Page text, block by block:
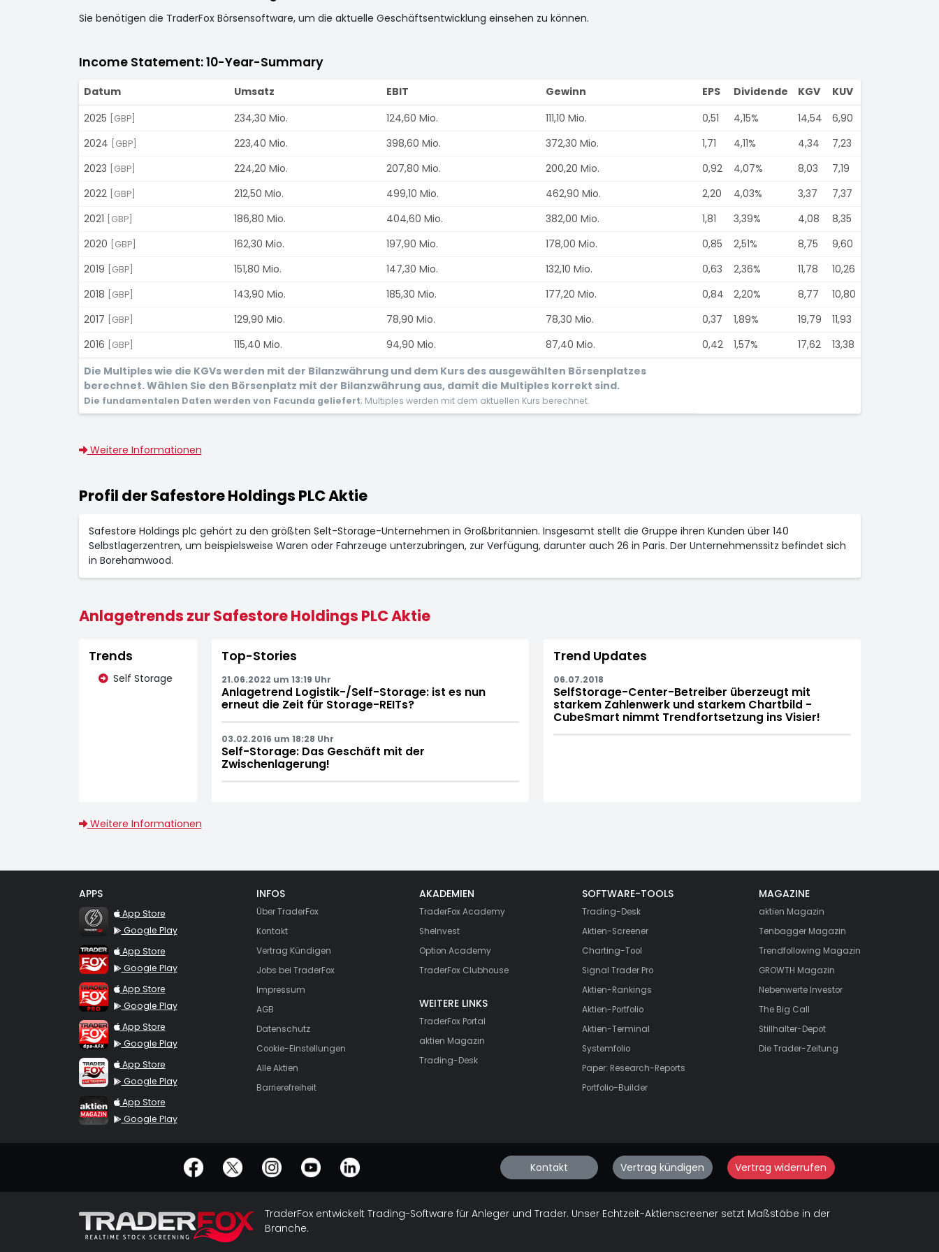
Sie benötigen die TraderFox Börsensoftware, um die aktuelle Geschäftsentwicklung einsehen zu können.
Income Statement: 10-Year-Summary
Datum Umsatz EBIT Gewinn EPS Dividende KGV
KUV
2025
[GBP] 234,30 Mio. 124,60 Mio. 111,10 Mio. 0,51 4,15% 14,54
6,90
2024
[GBP] 223,40 Mio. 398,60 Mio. 372,30 Mio. 1,71 4,11% 4,34
7,23
2023
[GBP] 224,20 Mio. 207,80 Mio. 200,20 Mio. 0,92 4,07% 8,03
7,19
2022
[GBP] 212,50 Mio. 499,10 Mio. 462,90 Mio. 2,20 4,03% 3,37
7,37
2021
[GBP] 186,80 Mio. 404,60 Mio. 382,00 Mio. 1,81 3,39% 4,08
8,35
2020
[GBP] 162,30 Mio. 197,90 Mio. 178,00 Mio. 0,85 2,51% 8,75
9,60
2019
[GBP] 151,80 Mio. 147,30 Mio. 132,10 Mio. 0,63 2,36% 11,78
10,26
2018
[GBP] 143,90 Mio. 185,30 Mio. 177,20 Mio. 0,84 2,20% 8,77
10,80
2017
[GBP] 129,90 Mio. 78,90 Mio. 78,30 Mio. 0,37 1,89% 19,79
11,93
2016
[GBP] 115,40 Mio. 94,90 Mio. 87,40 Mio. 0,42 1,57% 17,62
13,38
Die Multiples wie die KGVs werden mit der Bilanzwährung und dem Kurs des ausgewählten Börsenplatzes
berechnet. Wählen Sie den Börsenplatz mit der Bilanzwährung aus, damit die Multiples korrekt sind.
Die fundamentalen Daten werden von Facunda geliefert; Multiples werden mit dem aktuellen Kurs berechnet.
Weitere Informationen
Profil der Safestore Holdings PLC Aktie
Safestore Holdings plc gehört zu den größten Selt-Storage-Unternehmen in Großbritannien. Insgesamt stellt die Gruppe ihren Kunden über 140
Selbstlagerzentren, um beispielsweise Waren oder Fahrzeuge unterzubringen, zur Verfügung, darunter auch 26 in Paris. Der Unternehmenssitz befindet sich
in Borehamwood.
Anlagetrends zur Safestore Holdings PLC Aktie
Trends
Self Storage
Top-Stories
21.06.2022 um 13:19 Uhr
Anlagetrend Logistik-/Self-Storage: ist es nun
erneut die Zeit für Storage-REITs?
03.02.2016 um 18:28 Uhr
Self-Storage: Das Geschäft mit der
Zwischenlagerung!
Trend Updates
06.07.2018
SelfStorage-Center-Betreiber überzeugt mit
starkem Zahlenwerk und starkem Chartbild -
CubeSmart nimmt Trendfortsetzung ins Visier!
Weitere Informationen
APPS
TraderFox Flash
App Store
Google Play
TraderFox App
App Store
Google Play
TraderFox Pro
App Store
Google Play
TraderFox dpa-AFX ProFeed
App Store
Google Play
TraderFox Live Trading
App Store
Google Play
TraderFox aktien Magazin
App Store
Google Play
INFOS
Über TraderFox
Kontakt
Vertrag Kündigen
Jobs bei TraderFox
Impressum
AGB
Datenschutz
Cookie-Einstellungen
Alle Aktien
Barrierefreiheit
AKADEMIEN
TraderFox Academy
SheInvest
Option Academy
TraderFox Clubhouse
WEITERE LINKS
TraderFox Portal
aktien Magazin
Trading-Desk
SOFTWARE-TOOLS
Trading-Desk
Aktien-Screener
Charting-Tool
Signal Trader Pro
Aktien-Rankings
Aktien-Portfolio
Aktien-Terminal
Systemfolio
Paper: Research-Reports
Portfolio-Builder
MAGAZINE
aktien Magazin
Tenbagger Magazin
Trendfollowing Magazin
GROWTH Magazin
Nebenwerte Investor
The Big Call
Stillhalter-Depot
Die Trader-Zeitung
offizielle Social Media-Accounts
Kontakt Vertrag kündigen Vertrag widerrufen
TraderFox entwickelt Trading-Software für Anleger und Trader. Unser Echtzeit-Aktienscreener setzt Maßstäbe in der
Branche.